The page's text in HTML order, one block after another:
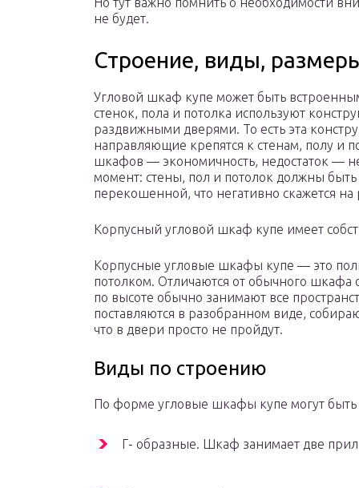
не будет.
Строение, виды,
Угловой шкаф купе может быть
стенок, пола и потолка используют
раздвижными дверями. То есть эта
направляющие крепятся к стенам, полу и
шкафов — экономичность, недостаток —
момент: стены, пол и потолок должны
перекошенной, что негативно скажется
Корпусный угловой шкаф купе имеет
Корпусные угловые шкафы купе — это
потолком. Отличаются от обычного
по высоте обычно занимают все
поставляются в разобранном виде,
что в двери просто не пройдут.
Виды по строению
По форме угловые шкафы купе могут быть
Г- образные. Шкаф занимает две